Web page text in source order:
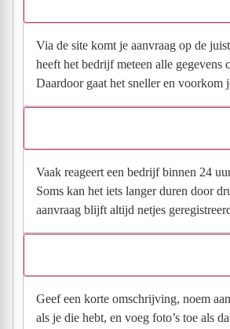
Via de site komt je aanvraag op de
heeft het bedrijf meteen alle gegevens
Daardoor gaat het sneller en voorkom
Vaak reageert een bedrijf binnen 24
Soms kan het iets langer duren door
aanvraag blijft altijd netjes
Geef een korte omschrijving, noem
als je die hebt, en voeg foto’s toe als